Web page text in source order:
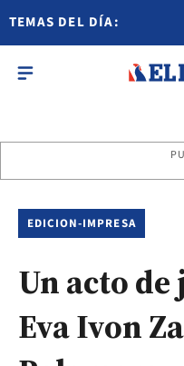
TEMAS DEL DÍA:
EDICION-IMPRESA
Un acto
Eva Ivon